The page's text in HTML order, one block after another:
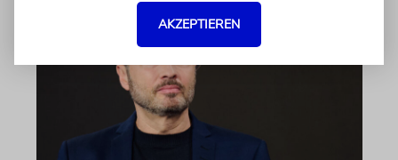
AKZEPTIEREN